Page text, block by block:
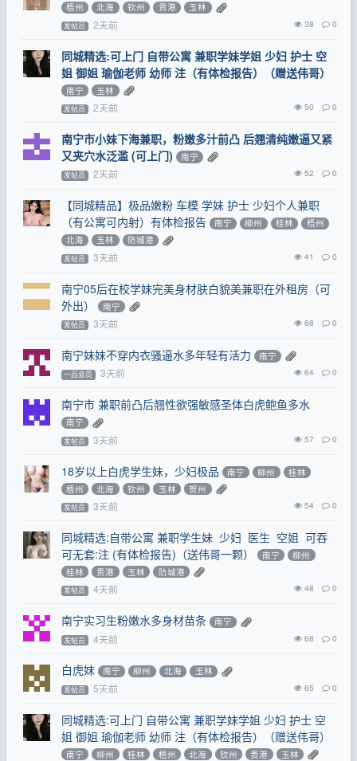
梧州
北海 钦州 贵港 玉林
发帖员 2天前 38 0
同城精选:可上门 自带公寓 兼职学妹学姐 少妇 护士 空
姐 御姐 瑜伽老师 幼师 注（有体检报告）（赠送伟哥）
南宁 玉林
发帖员 2天前 50 0
南宁市小妹下海兼职，粉嫩多汁前凸 后翘清纯嫩逼又紧
又夹穴水泛滥 (可上门)
南宁
发帖员 2天前 52 0
【同城精品】极品嫩粉 车模 学妹 护士 少妇个人兼职
（有公寓可内射）有体检报告
南宁 柳州 桂林
梧州
北海
玉林 防城港
发帖员 3天前 41 0
南宁05后在校学妹完美身材肤白貌美兼职在外租房（可
外出）
南宁
发帖员 3天前 68 0
南宁妹妹不穿内衣骚逼水多年轻有活力 南宁
一品会员 3天前 64 0
南宁市 兼职前凸后翘性欲强敏感圣体白虎鲍鱼多水
南宁
发帖员 3天前 57 0
18岁以上白虎学生妹，少妇极品 南宁 柳州
桂林
梧州
北海 钦州 玉林 贺州
发帖员 3天前 54 0
同城精选:自带公寓 兼职学生妹 少妇 医生 空姐 可吞
可无套:注 (有体检报告)（送伟哥一颗）
南宁
柳州
桂林
贵港 玉林 防城港
发帖员 4天前 48 0
南宁实习生粉嫩水多身材苗条 南宁
发帖员 4天前 68 0
白虎妹 南宁 柳州 北海 玉林
发帖员 5天前 65 0
同城精选:可上门 自带公寓 兼职学妹学姐 少妇 护士 空
姐 御姐 瑜伽老师 幼师 注（有体检报告）（赠送伟哥）
南宁 柳州 桂林 梧州 北海 钦州 贵港 玉林